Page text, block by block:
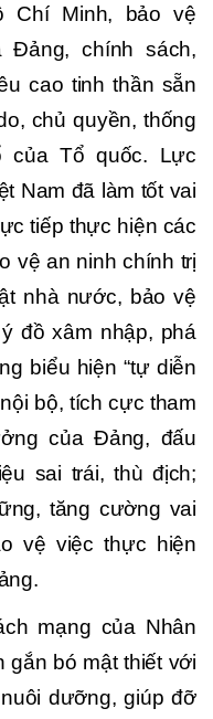
Chí Minh, bảo vệ
chính sách,
cao tinh thần sẵn
chủ quyền, thống
của Tổ quốc. Lực
Nam đã làm tốt vai
tiếp thực hiện các
vệ an ninh chính trị
nhà nước, bảo vệ
đồ xâm nhập, phá
biểu hiện “tự diễn
bộ, tích cực tham
của Đảng, đấu
sai trái, thù địch;
tăng cường vai
vệ việc thực hiện
mạng của Nhân
gắn bó mật thiết với
dưỡng, giúp đỡ